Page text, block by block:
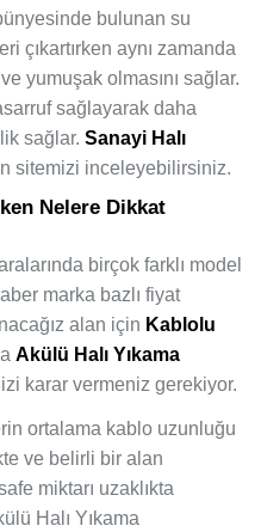
bulunan su
çıkartırken aynı zamanda
yumuşak olmasını sağlar.
sağlayarak daha
sağlar. Sanayi Halı
sitemizi inceleyebilirsiniz.
Nelere Dikkat
birçok farklı model
marka bazlı fiyat
alan için Kablolu
Akülü Halı Yıkama
karar vermeniz gerekiyor.
ortalama kablo uzunluğu
ve belirli bir alan
miktarı uzaklıkta
Halı Yıkama